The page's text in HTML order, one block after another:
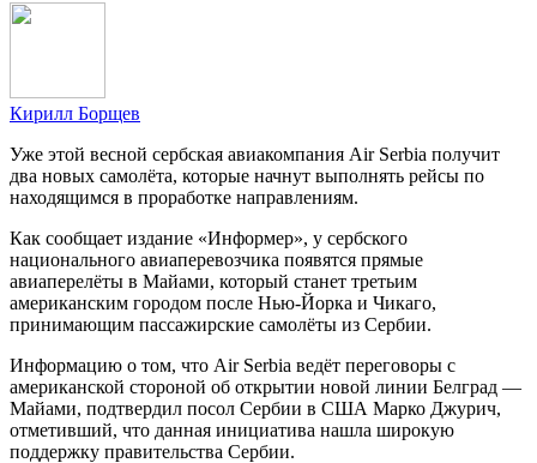
Кирилл Борщев
Уже этой весной сербская авиакомпания Air Serbia получит
два новых самолёта, которые начнут выполнять рейсы по
находящимся в проработке направлениям.
Как сообщает издание «Информер», у сербского
национального авиаперевозчика появятся прямые
авиаперелёты в Майами, который станет третьим
американским городом после Нью-Йорка и Чикаго,
принимающим пассажирские самолёты из Сербии.
Информацию о том, что Air Serbia ведёт переговоры с
американской стороной об открытии новой линии Белград —
Майами, подтвердил посол Сербии в США Марко Джурич,
отметивший, что данная инициатива нашла широкую
поддержку правительства Сербии.